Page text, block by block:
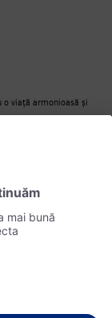
o viață armonioasă și